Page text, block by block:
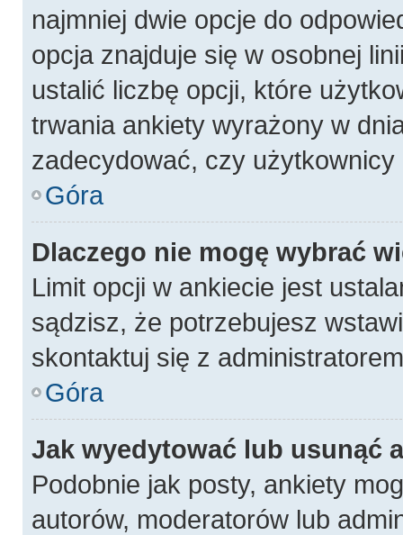
najmniej dwie opcje do
opcja znajduje się w osobnej
ustalić liczbę opcji, które
trwania ankiety wyrażony w
zadecydować, czy użytkownicy
Góra
Dlaczego nie mogę wybrać
Limit opcji w ankiecie jest
sądzisz, że potrzebujesz
skontaktuj się z
Góra
Jak wyedytować lub usunąć
Podobnie jak posty, ankiety
autorów, moderatorów lub